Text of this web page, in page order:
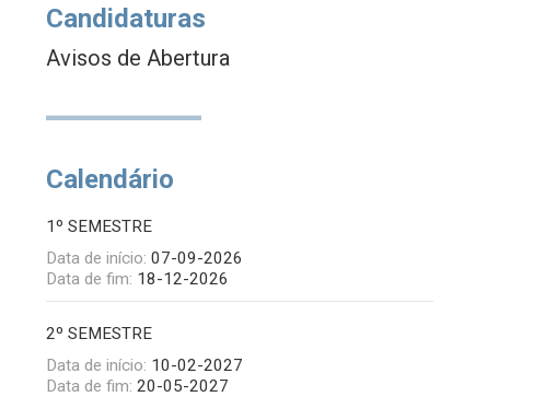
Candidaturas
Avisos de Abertura
Calendário
1º SEMESTRE
Data de início: 07-09-2026
Data de fim: 18-12-2026
2º SEMESTRE
Data de início: 10-02-2027
Data de fim: 20-05-2027